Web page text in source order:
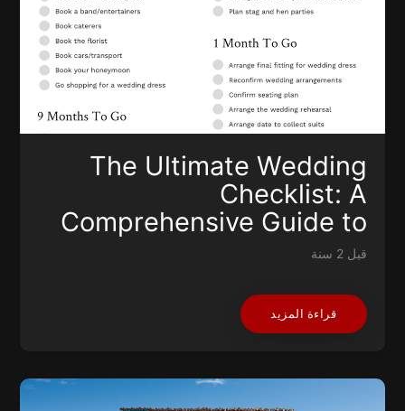
The Ultimate Wedding
Checklist: A
Comprehensive Guide to
Your Big Day
قبل 2 سنة
قراءة المزيد